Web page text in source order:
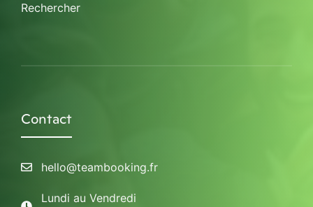
Rechercher
Contact
hello@teambooking.fr
Lundi au Vendredi